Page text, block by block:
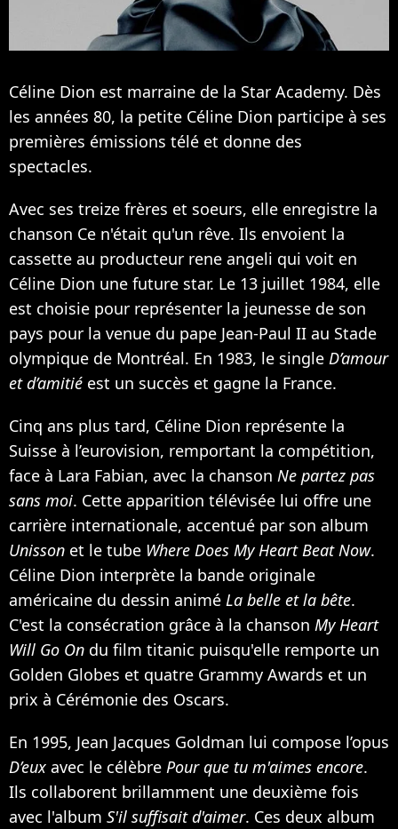
Céline Dion est marraine de la Star Academy. Dès
les années 80, la petite Céline Dion participe à ses
premières émissions télé et donne des
spectacles.
Avec ses treize frères et soeurs, elle enregistre la
chanson Ce n'était qu'un rêve. Ils envoient la
cassette au producteur rene angeli qui voit en
Céline Dion une future star. Le 13 juillet 1984, elle
est choisie pour représenter la jeunesse de son
pays pour la venue du pape Jean-Paul II au Stade
olympique de Montréal. En 1983, le single D’amour
et d’amitié est un succès et gagne la France.
Cinq ans plus tard, Céline Dion représente la
Suisse à l’eurovision, remportant la compétition,
face à Lara Fabian, avec la chanson Ne partez pas
sans moi. Cette apparition télévisée lui offre une
carrière internationale, accentué par son album
Unisson et le tube Where Does My Heart Beat Now.
Céline Dion interprète la bande originale
américaine du dessin animé La belle et la bête.
C'est la consécration grâce à la chanson My Heart
Will Go On du film titanic puisqu'elle remporte un
Golden Globes et quatre Grammy Awards et un
prix à Cérémonie des Oscars.
En 1995, Jean Jacques Goldman lui compose l’opus
D’eux avec le célèbre Pour que tu m'aimes encore.
Ils collaborent brillamment une deuxième fois
avec l'album S'il suffisait d'aimer. Ces deux album